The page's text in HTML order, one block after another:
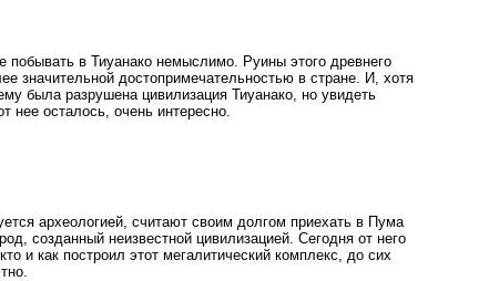
побывать в Тиуанако немыслимо. Руины этого древнего
значительной достопримечательностью в стране. И, хотя
была разрушена цивилизация Тиуанако, но увидеть
нее осталось, очень интересно.
археологией, считают своим долгом приехать в Пума
созданный неизвестной цивилизацией. Сегодня от него
и как построил этот мегалитический комплекс, до сих